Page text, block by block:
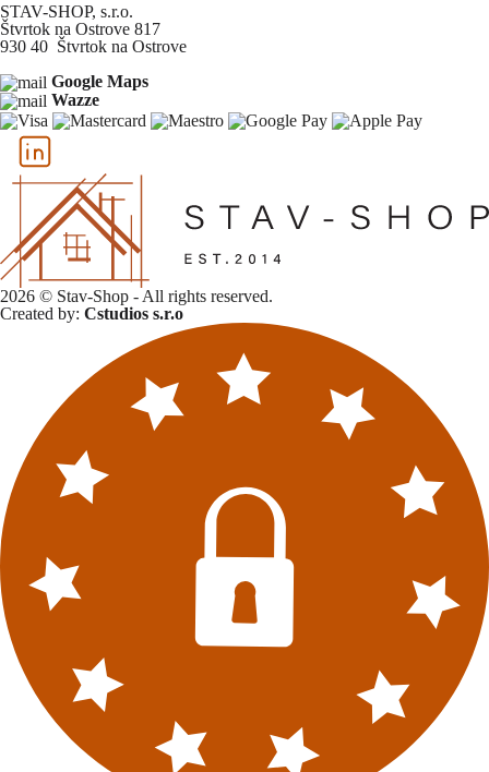
STAV-SHOP, s.r.o.
Štvrtok na Ostrove 817
930 40 Štvrtok na Ostrove
Google Maps
Wazze
2026 © Stav-Shop - All rights reserved.
Created by: Cstudios s.r.o